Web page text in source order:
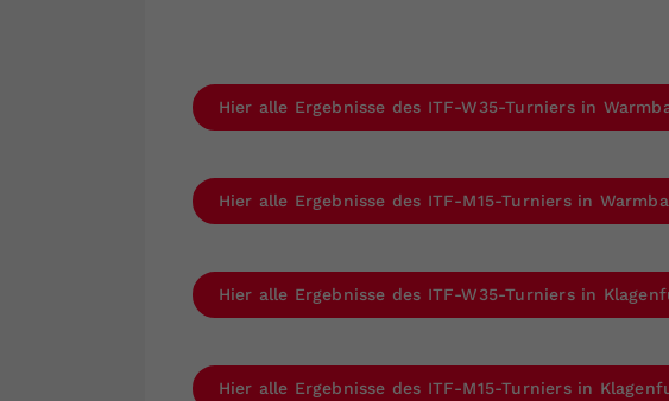
Hier alle Ergebnisse des ITF-W35-Turniers in
Hier alle Ergebnisse des ITF-M15-Turniers in
Hier alle Ergebnisse des ITF-W35-Turniers in
Hier alle Ergebnisse des ITF-M15-Turniers in